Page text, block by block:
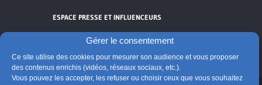
Gérer le consentement
Ce site utilise des cookies pour mesurer son audience et vous proposer
des contenus enrichis (vidéos, réseaux sociaux, etc.).
Vous pouvez les accepter, les refuser ou choisir ceux que vous souhaitez
ESPACE PRESSE ET INFLUENCEURS